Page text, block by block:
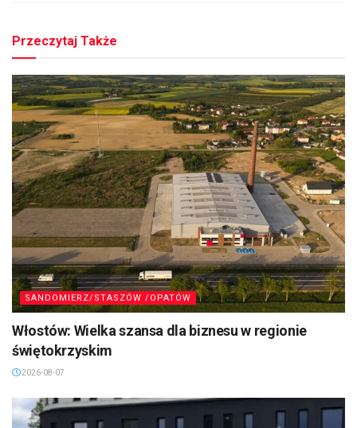
Przeczytaj Także
SANDOMIERZ/STASZÓW /OPATÓW
Włostów: Wielka szansa dla biznesu w regionie
świętokrzyskim
2026-08-07